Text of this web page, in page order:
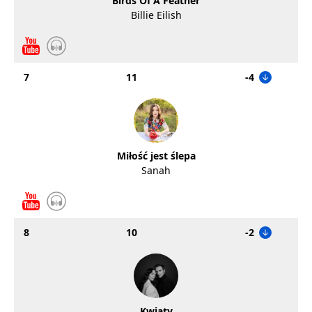
Billie Eilish
7 11 -4
Miłość jest ślepa
Sanah
8 10 -2